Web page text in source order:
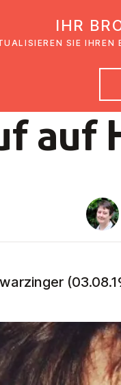
auf
IHR
SIE IHREN